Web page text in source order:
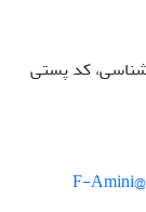
کد پستی
F-